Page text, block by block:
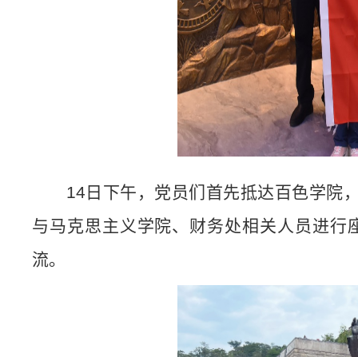
14 日下午，党员们首先抵达百色学院
与马克思主义学院、财务处相关人员进
流。